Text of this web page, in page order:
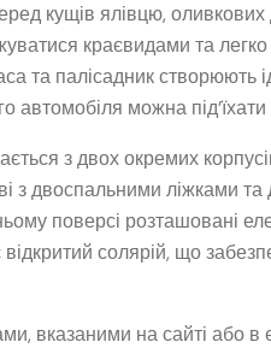
кущів ялівцю, оливкових
краєвидами та легко
та палісадник створюють
можна під’їхати
з двох окремих
з двоспальними ліжками та
поверсі розташовані
солярій, що
вказаними на сайті або в